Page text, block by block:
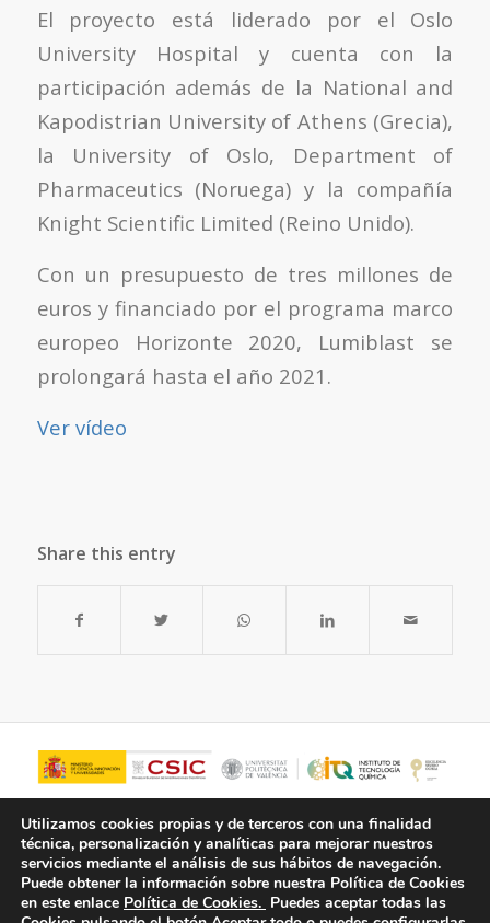
El proyecto está liderado por el Oslo
University Hospital y cuenta con la
participación además de la National and
Kapodistrian University of Athens (Grecia),
la University of Oslo, Department of
Pharmaceutics (Noruega) y la compañía
Knight Scientific Limited (Reino Unido).
Con un presupuesto de tres millones de
euros y financiado por el programa marco
europeo Horizonte 2020, Lumiblast se
prolongará hasta el año 2021.
Ver vídeo
Share this entry
Utilizamos cookies propias y de terceros con una finalidad
técnica, personalización y analíticas para mejorar nuestros
servicios mediante el análisis de sus hábitos de navegación.
Puede obtener la información sobre nuestra Política de Cookies
en este enlace Política de Cookies. Puedes aceptar todas las